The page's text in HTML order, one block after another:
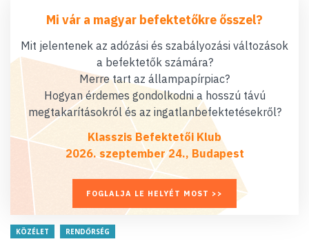
Mi vár a magyar befektetőkre ősszel?
Mit jelentenek az adózási és szabályozási változások
a befektetők számára?
Merre tart az állampapírpiac?
Hogyan érdemes gondolkodni a hosszú távú
megtakarításokról és az ingatlanbefektetésekről?
Klasszis Befektetői Klub
2026. szeptember 24., Budapest
FOGLALJA LE HELYÉT MOST >>
KÖZÉLET RENDŐRSÉG